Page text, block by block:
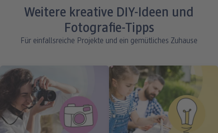
Weitere kreative DIY-Ideen und
Fotografie-Tipps
Für einfallsreiche Projekte und ein gemütliches Zuhause